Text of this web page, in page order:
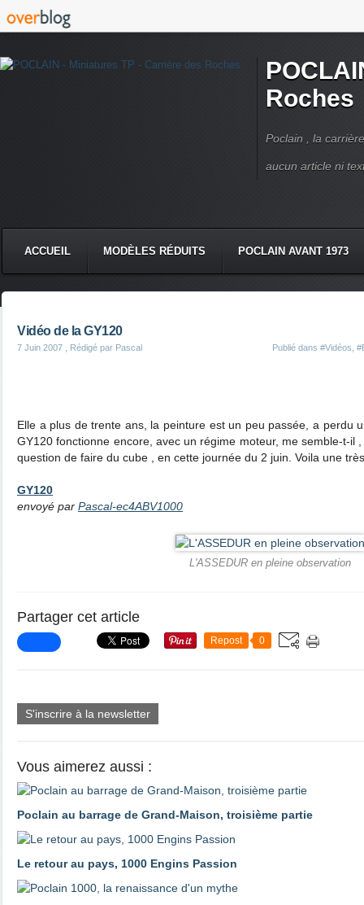
Roches
Poclain , la
aucun article ni
ACCUEIL MODÈLES RÉDUITS POCLAIN AVANT 1973
Vidéo de la GY120
7 Juin 2007 , Rédigé par Pascal Publié dans #Vidéos
Elle a plus de trente ans, la peinture est un peu passée, a perdu
GY120 fonctionne encore, avec un régime moteur, me semble-t-il
question de faire du cube , en cette journée du 2 juin. Voila une
GY120
envoyé par Pascal-ec4ABV1000
L'ASSEDUR en pleine observation
Partager cet article
Repost 0
S'inscrire à la newsletter
Vous aimerez aussi :
Poclain au barrage de Grand-Maison, troisième partie
Le retour au pays, 1000 Engins Passion